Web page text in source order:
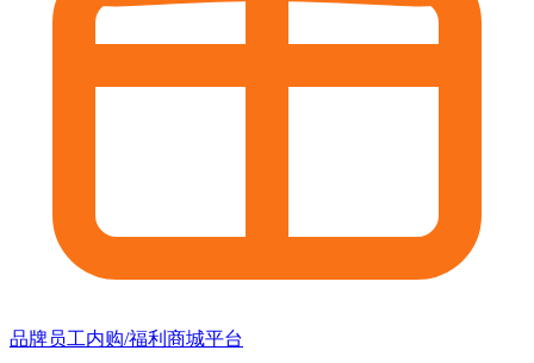
品牌员工内购/福利商城平台